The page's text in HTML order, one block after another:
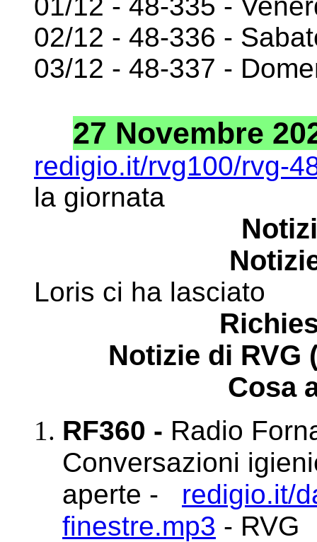
02/12 - 48-336 -
03/12 - 48-337 -
27 Novembre
redigio.it/rvg100/rvg-
la giornata
Loris ci ha lasciato
Notizie di RVG
Cosa
RF360 - Radio
Conversazioni
aperte -
redigio.it/
finestre.mp3 - RVG